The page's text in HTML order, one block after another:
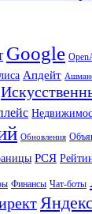
Google
Апдейт
Обновления
РСЯ
Финансы Чат-боты